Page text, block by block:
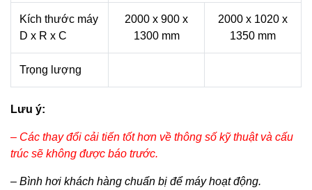
Kích thước máy
D x R x C
2000 x 900 x
1300 mm
2000 x 1020 x
1350 mm
Trọng lượng
Lưu ý:
– Các thay đổi cải tiến tốt hơn về thông số kỹ thuật và cấu
trúc sẽ không được báo trước.
– Bình hơi khách hàng chuẩn bị để máy hoạt động.